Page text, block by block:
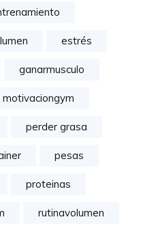
estrés
ganarmusculo
motivaciongym
perder grasa
pesas
proteinas
rutinavolumen